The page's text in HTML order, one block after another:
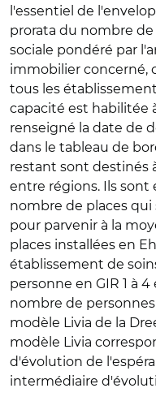
l'essentiel de
prorata du nombre de
sociale pondéré par
immobilier concerné,
tous les
capacité est habilitée
renseigné la date de
dans le tableau de
restant sont destinés
entre régions. Ils sont
nombre de places qui
pour parvenir à la
places installées en
établissement de
personne en GIR 1 à
nombre de personnes
modèle Livia de la
modèle Livia
d'évolution de
intermédiaire